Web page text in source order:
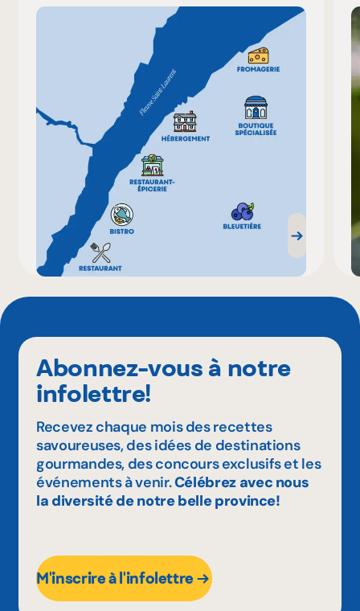
Abonnez-vous à notre
infolettre!
Recevez chaque mois des recettes
savoureuses, des idées de destinations
gourmandes, des concours exclusifs et les
événements à venir.Célébrez avec nous
la diversité de notre belle province!
M'inscrire à l'infolettre